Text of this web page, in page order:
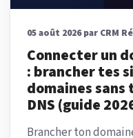
05 août 2026 par CRM
Connecter un
: brancher tes
domaines
DNS (guide
Brancher ton